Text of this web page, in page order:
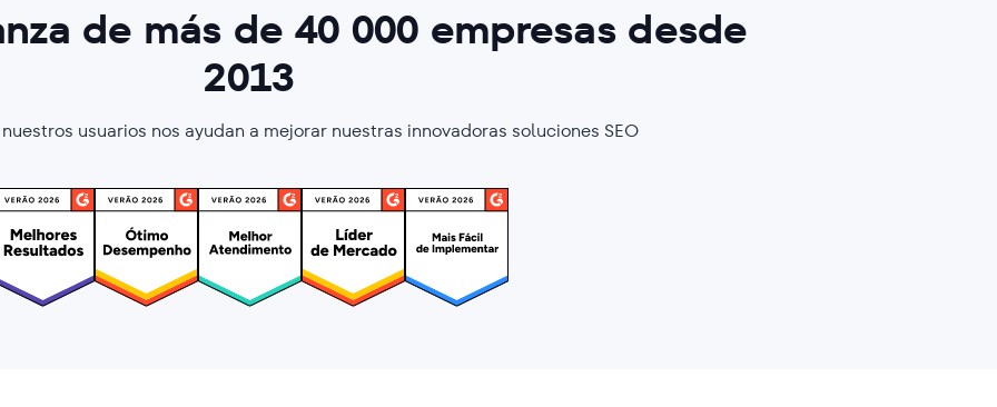
de más de 40 000 empresas desde
2013
usuarios nos ayudan a mejorar nuestras innovadoras soluciones SEO